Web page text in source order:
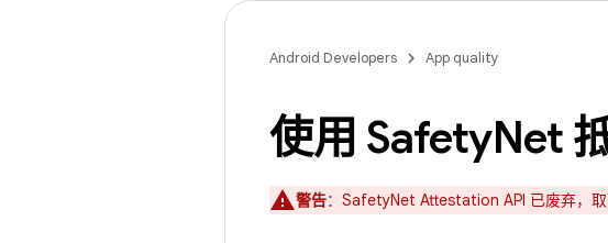
Android Developers App quality
使用 SafetyNet
警告：SafetyNet Attestation API 已废弃，取